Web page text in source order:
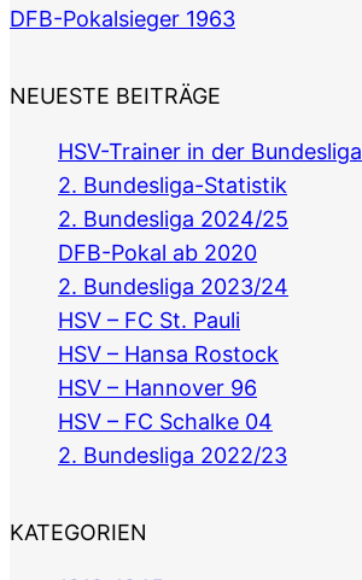
DFB-Pokalsieger 1963
NEUESTE BEITRÄGE
HSV-Trainer in der Bundesliga
2. Bundesliga-Statistik
2. Bundesliga 2024/25
DFB-Pokal ab 2020
2. Bundesliga 2023/24
HSV – FC St. Pauli
HSV – Hansa Rostock
HSV – Hannover 96
HSV – FC Schalke 04
2. Bundesliga 2022/23
KATEGORIEN